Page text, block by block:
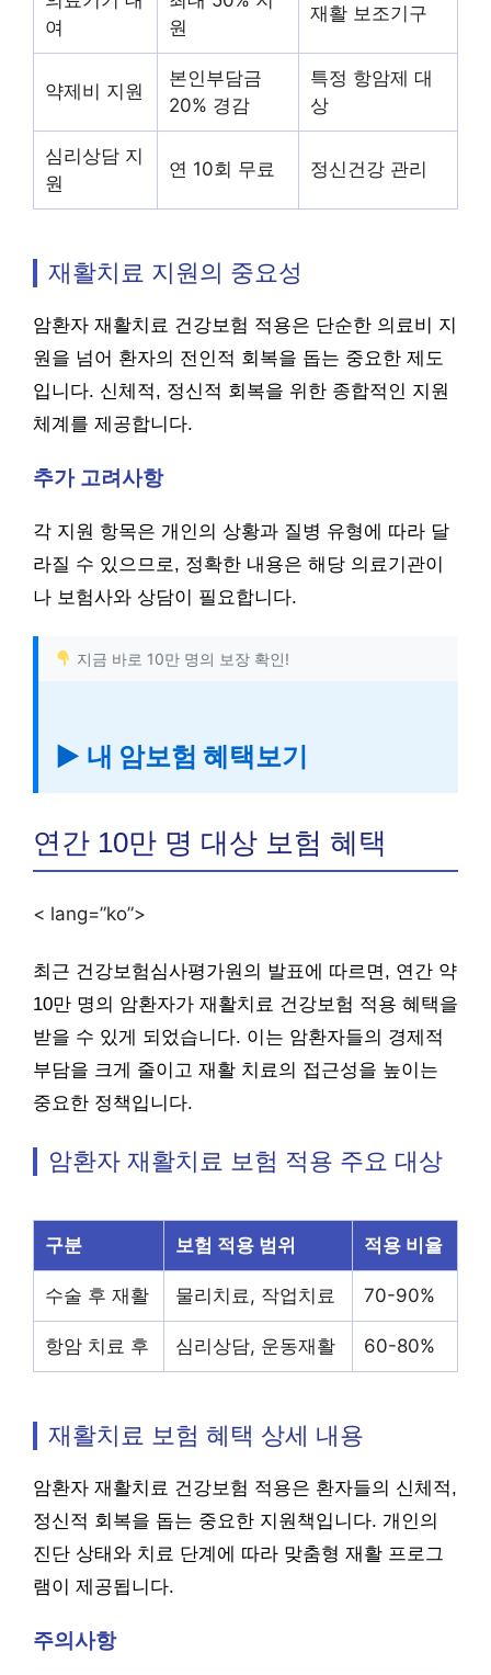
여
원
재활 보조기구
약제비 지원
본인부담금
20% 경감
특정 항암제 대
상
심리상담 지
원
연 10회 무료 정신건강 관리
재활치료 지원의 중요성
암환자 재활치료 건강보험 적용은 단순한 의료비 지
원을 넘어 환자의 전인적 회복을 돕는 중요한 제도
입니다. 신체적, 정신적 회복을 위한 종합적인 지원
체계를 제공합니다.
추가 고려사항
각 지원 항목은 개인의 상황과 질병 유형에 따라 달
라질 수 있으므로, 정확한 내용은 해당 의료기관이
나 보험사와 상담이 필요합니다.
지금 바로 10만 명의 보장 확인!
▶ 내 암보험 혜택보기
연간 10만 명 대상 보험 혜택
< lang=”ko”>
최근 건강보험심사평가원의 발표에 따르면, 연간 약
10만 명의 암환자가 재활치료 건강보험 적용 혜택을
받을 수 있게 되었습니다. 이는 암환자들의 경제적
부담을 크게 줄이고 재활 치료의 접근성을 높이는
중요한 정책입니다.
암환자 재활치료 보험 적용 주요 대상
구분 보험 적용 범위 적용 비율
수술 후 재활 물리치료, 작업치료 70-90%
항암 치료 후 심리상담, 운동재활 60-80%
재활치료 보험 혜택 상세 내용
암환자 재활치료 건강보험 적용은 환자들의 신체적,
정신적 회복을 돕는 중요한 지원책입니다. 개인의
진단 상태와 치료 단계에 따라 맞춤형 재활 프로그
램이 제공됩니다.
주의사항